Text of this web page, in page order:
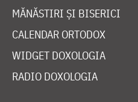
MĂNĂSTIRI ȘI BISERICI
CALENDAR ORTODOX
WIDGET DOXOLOGIA
RADIO DOXOLOGIA